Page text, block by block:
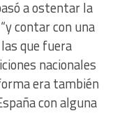
a ostentar la
contar con una
que fuera
nacionales
era también
con alguna